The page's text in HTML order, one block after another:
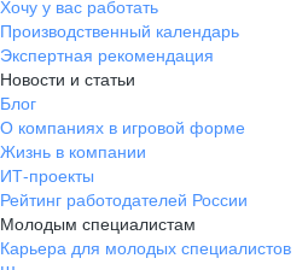
Хочу у вас работать
Производственный календарь
Экспертная рекомендация
Новости и статьи
Блог
О компаниях в игровой форме
Жизнь в компании
ИТ-проекты
Рейтинг работодателей России
Молодым специалистам
Карьера для молодых специалистов